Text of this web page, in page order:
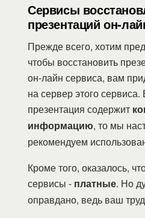
Сервисы
презентаций он-
Прежде всего, хотим
чтобы восстановить
он-лайн сервиса, вам
на сервер этого
презентация содержит
информацию, то мы
рекомендуем
Кроме того, оказалось,
сервисы - платные. Но
оправдано, ведь ваш